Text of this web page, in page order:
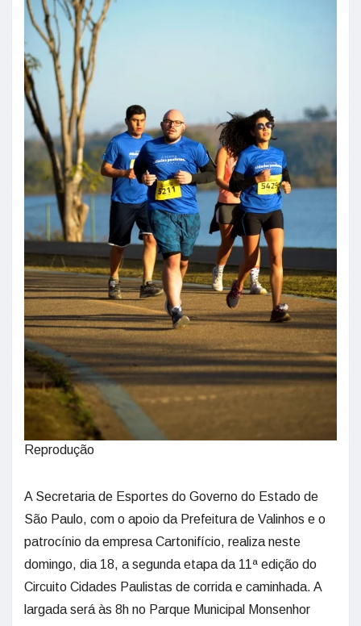
Reprodução
A Secretaria de Esportes do Governo do Estado de
São Paulo, com o apoio da Prefeitura de Valinhos e o
patrocínio da empresa Cartonifício, realiza neste
domingo, dia 18, a segunda etapa da 11ª edição do
Circuito Cidades Paulistas de corrida e caminhada. A
largada será às 8h no Parque Municipal Monsenhor